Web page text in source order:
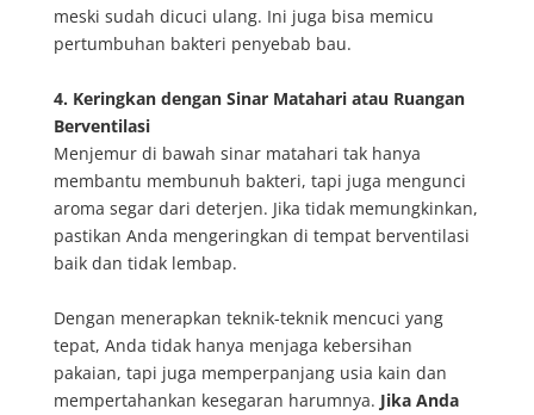
meski sudah dicuci ulang. Ini juga bisa memicu
pertumbuhan bakteri penyebab bau.
4. Keringkan dengan Sinar Matahari atau Ruangan
Berventilasi
Menjemur di bawah sinar matahari tak hanya
membantu membunuh bakteri, tapi juga mengunci
aroma segar dari deterjen. Jika tidak memungkinkan,
pastikan Anda mengeringkan di tempat berventilasi
baik dan tidak lembap.
Dengan menerapkan teknik-teknik mencuci yang
tepat, Anda tidak hanya menjaga kebersihan
pakaian, tapi juga memperpanjang usia kain dan
mempertahankan kesegaran harumnya. Jika Anda